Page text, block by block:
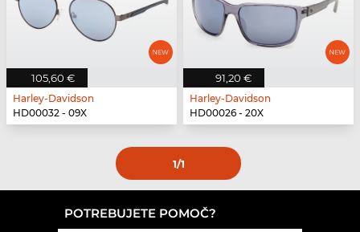
105,60 €
Harley-Davidson
HD00032 - 09X
91,20 €
Harley-Davidson
HD00026 - 20X
1/1
POTREBUJETE POMOČ?